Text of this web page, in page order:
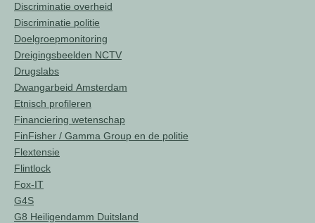
Discriminatie overheid
Discriminatie politie
Doelgroepmonitoring
Dreigingsbeelden NCTV
Drugslabs
Dwangarbeid Amsterdam
Etnisch profileren
Financiering wetenschap
FinFisher / Gamma Group en de politie
Flextensie
Flintlock
Fox-IT
G4S
G8 Heiligendamm Duitsland